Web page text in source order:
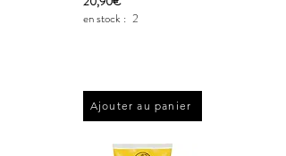
en stock : 2
Ajouter au panier